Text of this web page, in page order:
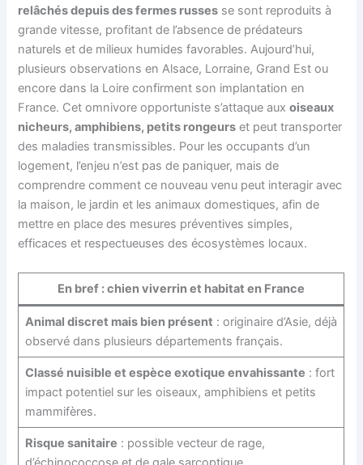
relâchés depuis des fermes russes se sont reproduits à
grande vitesse, profitant de l’absence de prédateurs
naturels et de milieux humides favorables. Aujourd’hui,
plusieurs observations en Alsace, Lorraine, Grand Est ou
encore dans la Loire confirment son implantation en
France. Cet omnivore opportuniste s’attaque auxoiseaux
nicheurs, amphibiens, petits rongeurs et peut transporter
des maladies transmissibles. Pour les occupants d’un
logement, l’enjeu n’est pas de paniquer, mais de
comprendre comment ce nouveau venu peut interagir avec
la maison, le jardin et les animaux domestiques, afin de
mettre en place des mesures préventives simples,
efficaces et respectueuses des écosystèmes locaux.
En bref : chien viverrin et habitat en France
Animal discret mais bien présent : originaire d’Asie, déjà
observé dans plusieurs départements français.
Classé nuisible et espèce exotique envahissante : fort
impact potentiel sur les oiseaux, amphibiens et petits
mammifères.
Risque sanitaire : possible vecteur de rage,